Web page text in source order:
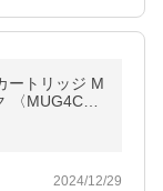
ートリッジ M
〈MUG4C
2024/12/29